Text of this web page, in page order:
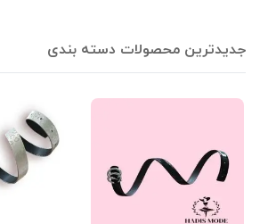
جدیدترین محصولات دسته بندی